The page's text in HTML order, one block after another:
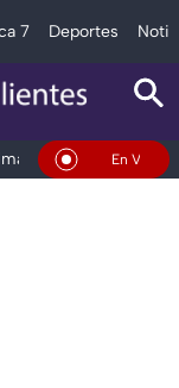
7 Deportes
DeportesEn Vivo